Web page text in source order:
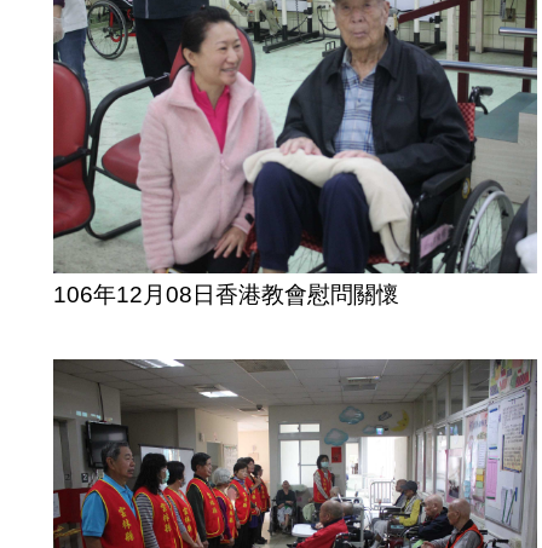
106年12月08日香港教會慰問關懷